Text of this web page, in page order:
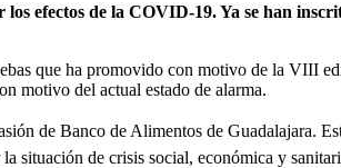
efectos de la COVID-19. Ya se han
que ha promovido con motivo de la VIII
motivo del actual estado de alarma.
de Banco de Alimentos de Guadalajara.
de crisis social, económica y